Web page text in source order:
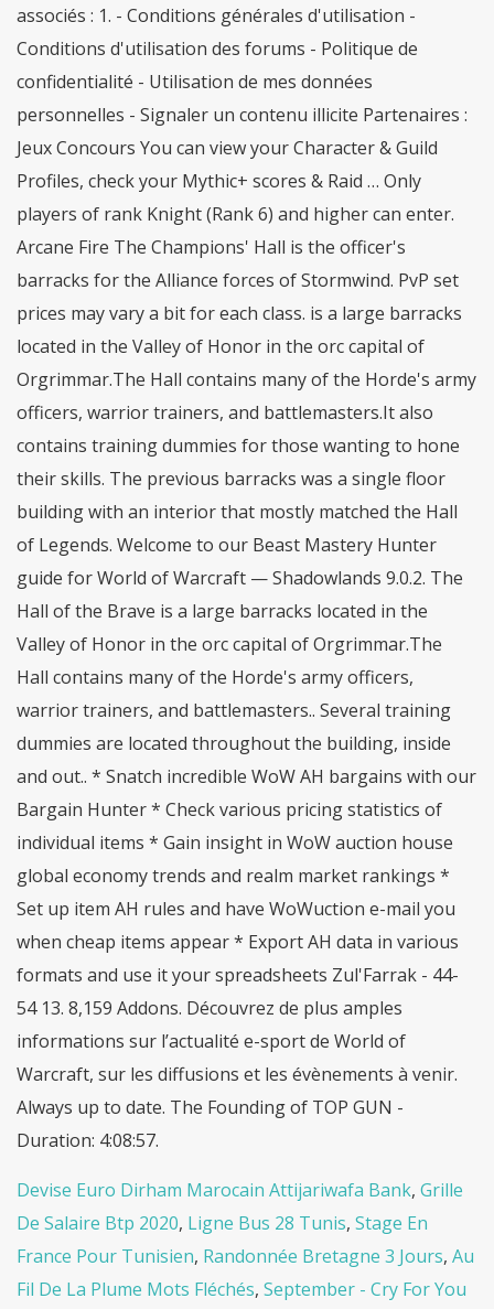
Devise Euro Dirham Marocain Attijariwafa Bank, Grille
De Salaire Btp 2020, Ligne Bus 28 Tunis, Stage En
France Pour Tunisien, Randonnée Bretagne 3 Jours, Au
Fil De La Plume Mots Fléchés, September - Cry For You